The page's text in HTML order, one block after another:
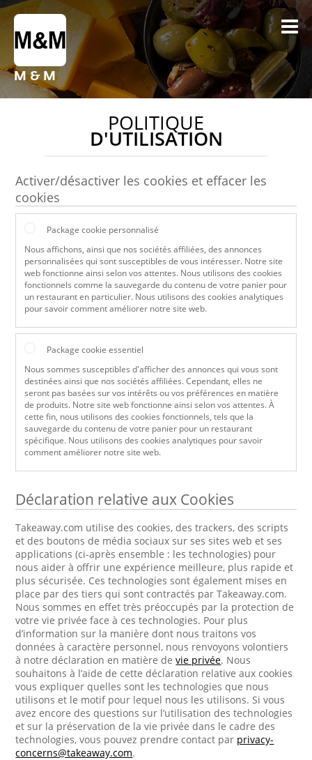
M & M
POLITIQUE
D'UTILISATION
Activer/désactiver les cookies et effacer les
cookies
Package cookie personnalisé
Nous affichons, ainsi que nos sociétés affiliées, des annonces
personnalisées qui sont susceptibles de vous intéresser. Notre site
web fonctionne ainsi selon vos attentes. Nous utilisons des cookies
fonctionnels comme la sauvegarde du contenu de votre panier pour
un restaurant en particulier. Nous utilisons des cookies analytiques
pour savoir comment améliorer notre site web.
Package cookie essentiel
Nous sommes susceptibles d'afficher des annonces qui vous sont
destinées ainsi que nos sociétés affiliées. Cependant, elles ne
seront pas basées sur vos intérêts ou vos préférences en matière
de produits. Notre site web fonctionne ainsi selon vos attentes. À
cette fin, nous utilisons des cookies fonctionnels, tels que la
sauvegarde du contenu de votre panier pour un restaurant
spécifique. Nous utilisons des cookies analytiques pour savoir
comment améliorer notre site web.
Déclaration relative aux Cookies
Takeaway.com utilise des cookies, des trackers, des scripts
et des boutons de média sociaux sur ses sites web et ses
applications (ci-après ensemble : les technologies) pour
nous aider à offrir une expérience meilleure, plus rapide et
plus sécurisée. Ces technologies sont également mises en
place par des tiers qui sont contractés par Takeaway.com.
Nous sommes en effet très préoccupés par la protection de
votre vie privée face à ces technologies. Pour plus
d’information sur la manière dont nous traitons vos
données à caractère personnel, nous renvoyons volontiers
à notre déclaration en matière devie privée. Nous
souhaitons à l’aide de cette déclaration relative aux cookies
vous expliquer quelles sont les technologies que nous
utilisons et le motif pour lequel nous les utilisons. Si vous
avez encore des questions sur l’utilisation des technologies
et sur la préservation de la vie privée dans le cadre des
technologies, vous pouvez prendre contact par privacy-
concerns@takeaway.com.